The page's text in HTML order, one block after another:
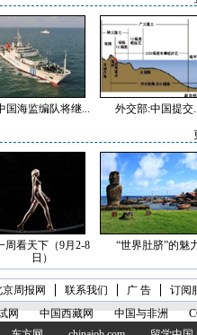
国海监编队将继... 外交部:中国提交
周看天下（9月2-8
日）
“世界肚脐”的魅
京周报网 联系我们 广 告
订阅
网 中国西藏网 中国与非洲